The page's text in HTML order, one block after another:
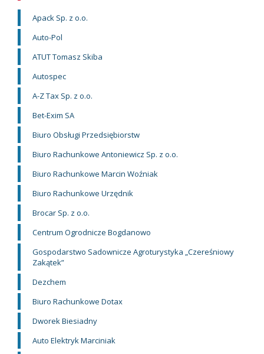
Apack Sp. z o.o.
Auto-Pol
ATUT Tomasz Skiba
Autospec
A-Z Tax Sp. z o.o.
Bet-Exim SA
Biuro Obsługi Przedsiębiorstw
Biuro Rachunkowe Antoniewicz Sp. z o.o.
Biuro Rachunkowe Marcin Woźniak
Biuro Rachunkowe Urzędnik
Brocar Sp. z o.o.
Centrum Ogrodnicze Bogdanowo
Gospodarstwo Sadownicze Agroturystyka „Czereśniowy
Zakątek”
Dezchem
Biuro Rachunkowe Dotax
Dworek Biesiadny
Auto Elektryk Marciniak